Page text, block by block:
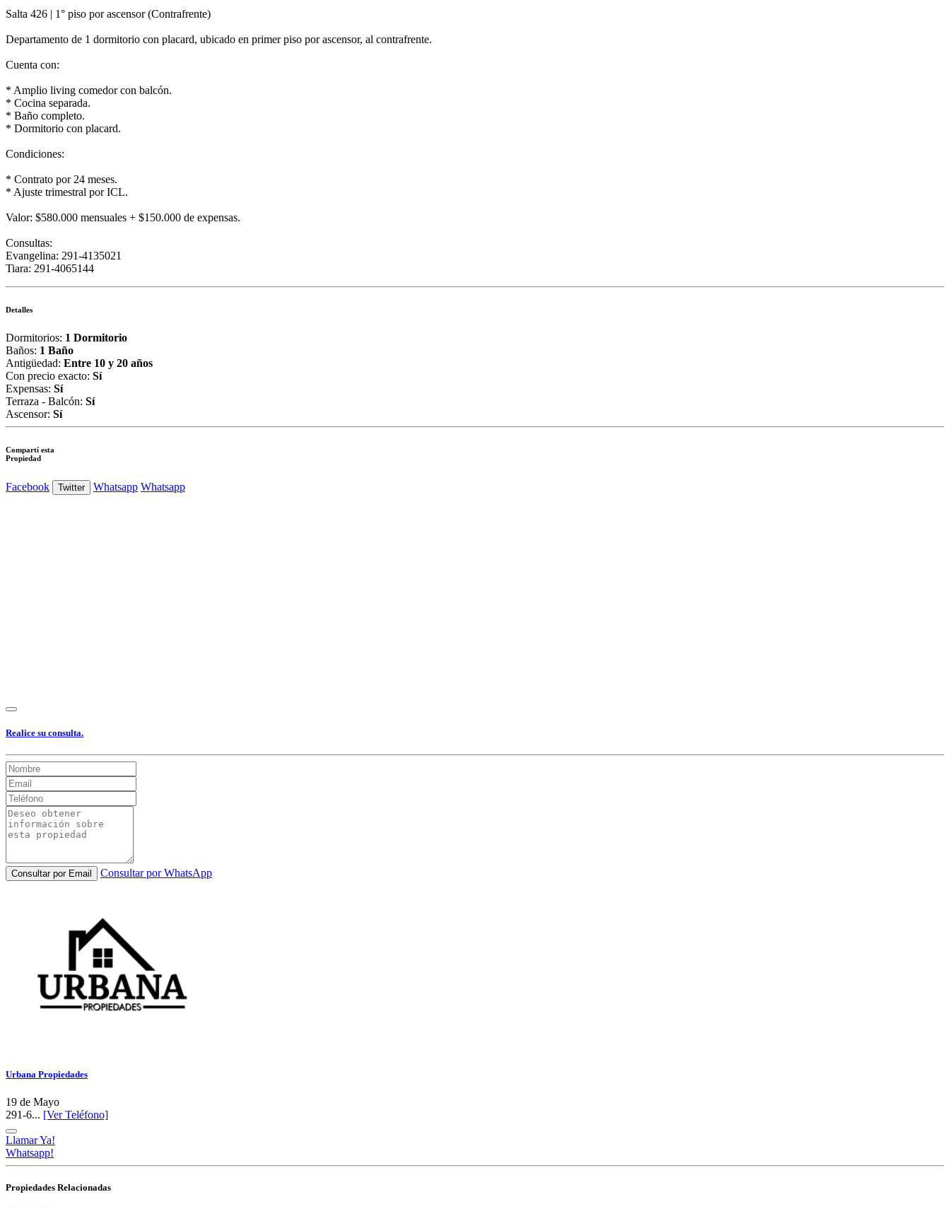
Salta 426 | 1° piso por ascensor (Contrafrente)
Departamento de 1 dormitorio con placard, ubicado en primer piso por ascensor, al contrafrente.
Cuenta con:
* Amplio living comedor con balcón.
* Cocina separada.
* Baño completo.
* Dormitorio con placard.
Condiciones:
* Contrato por 24 meses.
* Ajuste trimestral por ICL.
Valor: $580.000 mensuales + $150.000 de expensas.
Consultas:
Evangelina: 291-4135021
Tiara: 291-4065144
Detalles
Dormitorios: 1 Dormitorio
Baños: 1 Baño
Antigüedad: Entre 10 y 20 años
Con precio exacto: Sí
Expensas: Sí
Terraza - Balcón: Sí
Ascensor: Sí
Compartí esta
Propiedad
Facebook Twitter Whatsapp Whatsapp
Realice su consulta.
Consultar por Email Consultar por WhatsApp
Urbana Propiedades
19 de Mayo
291-6... [Ver Teléfono]
Llamar Ya!
Whatsapp!
Propiedades Relacionadas